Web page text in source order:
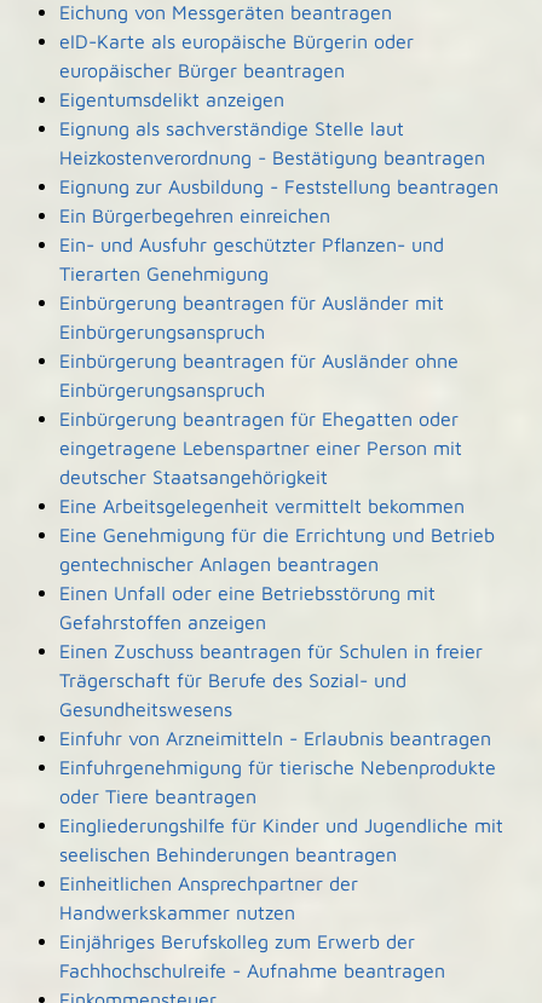
Eichung von Messgeräten beantragen
eID-Karte als europäische Bürgerin oder
europäischer Bürger beantragen
Eigentumsdelikt anzeigen
Eignung als sachverständige Stelle laut
Heizkostenverordnung - Bestätigung beantragen
Eignung zur Ausbildung - Feststellung beantragen
Ein Bürgerbegehren einreichen
Ein- und Ausfuhr geschützter Pflanzen- und
Tierarten Genehmigung
Einbürgerung beantragen für Ausländer mit
Einbürgerungsanspruch
Einbürgerung beantragen für Ausländer ohne
Einbürgerungsanspruch
Einbürgerung beantragen für Ehegatten oder
eingetragene Lebenspartner einer Person mit
deutscher Staatsangehörigkeit
Eine Arbeitsgelegenheit vermittelt bekommen
Eine Genehmigung für die Errichtung und Betrieb
gentechnischer Anlagen beantragen
Einen Unfall oder eine Betriebsstörung mit
Gefahrstoffen anzeigen
Einen Zuschuss beantragen für Schulen in freier
Trägerschaft für Berufe des Sozial- und
Gesundheitswesens
Einfuhr von Arzneimitteln - Erlaubnis beantragen
Einfuhrgenehmigung für tierische Nebenprodukte
oder Tiere beantragen
Eingliederungshilfe für Kinder und Jugendliche mit
seelischen Behinderungen beantragen
Einheitlichen Ansprechpartner der
Handwerkskammer nutzen
Einjähriges Berufskolleg zum Erwerb der
Fachhochschulreife - Aufnahme beantragen